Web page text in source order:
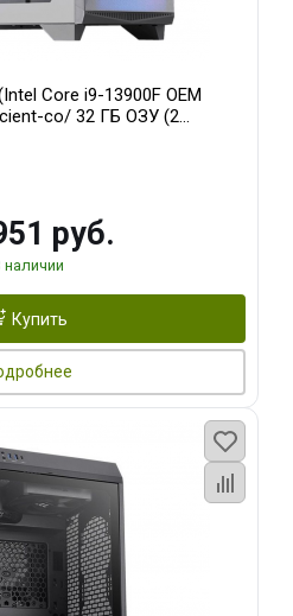
Core i9-13900F OEM
co/ 32 ГБ ОЗУ (2
AERO OC 16GB GDDR7
руб.
наличии
Купить